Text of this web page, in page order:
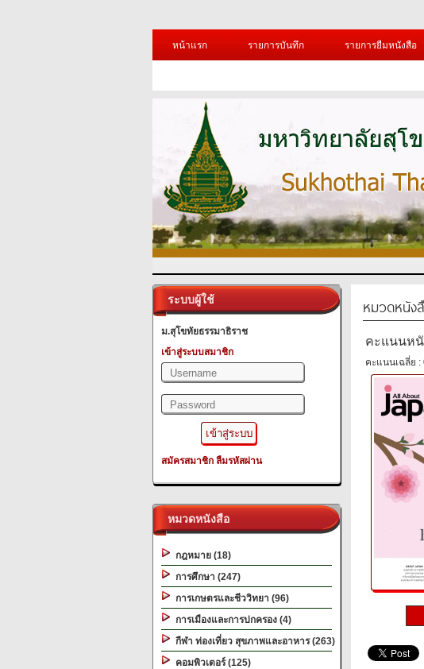
หน้าแรก
รายการบันทึก รายการยืมหนังสือ
ระบบผู้ใช้
ม.สุโขทัยธรรมาธิราช
เข้าสู่ระบบสมาชิก
สมัครสมาชิก ลืมรหัสผ่าน
หมวดหนังสือ
กฎหมาย (18)
การศึกษา (247)
การเกษตรและชีววิทยา (96)
การเมืองและการปกครอง (4)
กีฬา ท่องเที่ยว สุขภาพและอาหาร (263)
คอมพิวเตอร์ (125)
หมวดหนัง
คะแนนหนั
คะแนนเฉลี่ย :